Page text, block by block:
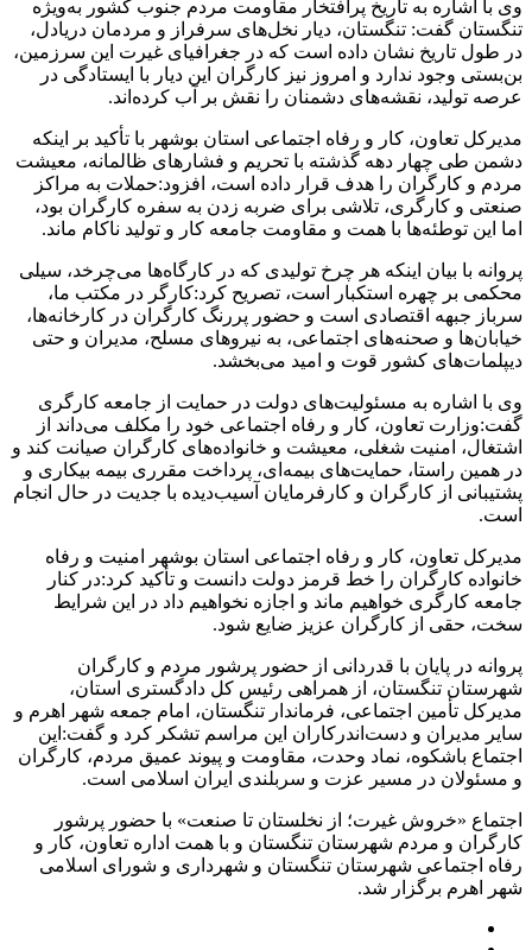
وی با اشاره به تاریخ پرافتخار مقاومت مردم جنوب کشور به‌ویژه
تنگستان گفت: تنگستان، دیار نخل‌های سرفراز و مردمان دریادل،
در طول تاریخ نشان داده است که در جغرافیای غیرت این سرزمین،
بن‌بستی وجود ندارد و امروز نیز کارگران این دیار با ایستادگی در
عرصه تولید، نقشه‌های دشمنان را نقش بر آب کرده‌اند.
مدیرکل تعاون، کار و رفاه اجتماعی استان بوشهر با تأکید بر اینکه
دشمن طی چهار دهه گذشته با تحریم و فشارهای ظالمانه، معیشت
مردم و کارگران را هدف قرار داده است، افزود:حملات به مراکز
صنعتی و کارگری، تلاشی برای ضربه زدن به سفره کارگران بود،
اما این توطئه‌ها با همت و مقاومت جامعه کار و تولید ناکام ماند.
پروانه با بیان اینکه هر چرخ تولیدی که در کارگاه‌ها می‌چرخد، سیلی
محکمی بر چهره استکبار است، تصریح کرد:کارگر در مکتب ما،
سرباز جبهه اقتصادی است و حضور پررنگ کارگران در کارخانه‌ها،
خیابان‌ها و صحنه‌های اجتماعی، به نیروهای مسلح، مدیران و حتی
دیپلمات‌های کشور قوت و امید می‌بخشد.
وی با اشاره به مسئولیت‌های دولت در حمایت از جامعه کارگری
گفت:وزارت تعاون، کار و رفاه اجتماعی خود را مکلف می‌داند از
اشتغال، امنیت شغلی، معیشت و خانواده‌های کارگران صیانت کند و
در همین راستا، حمایت‌های بیمه‌ای، پرداخت مقرری بیمه بیکاری و
پشتیبانی از کارگران و کارفرمایان آسیب‌دیده با جدیت در حال انجام
است.
مدیرکل تعاون، کار و رفاه اجتماعی استان بوشهر امنیت و رفاه
خانواده کارگران را خط قرمز دولت دانست و تأکید کرد:در کنار
جامعه کارگری خواهیم ماند و اجازه نخواهیم داد در این شرایط
سخت، حقی از کارگران عزیز ضایع شود.
پروانه در پایان با قدردانی از حضور پرشور مردم و کارگران
شهرستان تنگستان، از همراهی رئیس کل دادگستری استان،
مدیرکل تأمین اجتماعی، فرماندار تنگستان، امام جمعه شهر اهرم و
سایر مدیران و دست‌اندرکاران این مراسم تشکر کرد و گفت:این
اجتماع باشکوه، نماد وحدت، مقاومت و پیوند عمیق مردم، کارگران
و مسئولان در مسیر عزت و سربلندی ایران اسلامی است.
اجتماع «خروش غیرت؛ از نخلستان تا صنعت» با حضور پرشور
کارگران و مردم شهرستان تنگستان و با همت اداره تعاون، کار و
رفاه اجتماعی شهرستان تنگستان و شهرداری و شورای اسلامی
شهر اهرم برگزار شد.